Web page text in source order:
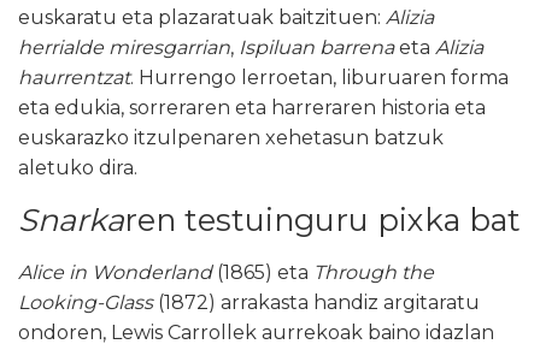
euskaratu eta plazaratuak baitzituen: Alizia
herrialde miresgarrian, Ispiluan barrenaeta Alizia
haurrentzat. Hurrengo lerroetan, liburuaren forma
eta edukia, sorreraren eta harreraren historia eta
euskarazko itzulpenaren xehetasun batzuk
aletuko dira.
Snarkaren testuinguru pixka bat
Alice in Wonderland(1865) eta Through the
Looking-Glass(1872) arrakasta handiz argitaratu
ondoren, Lewis Carrollek aurrekoak baino idazlan